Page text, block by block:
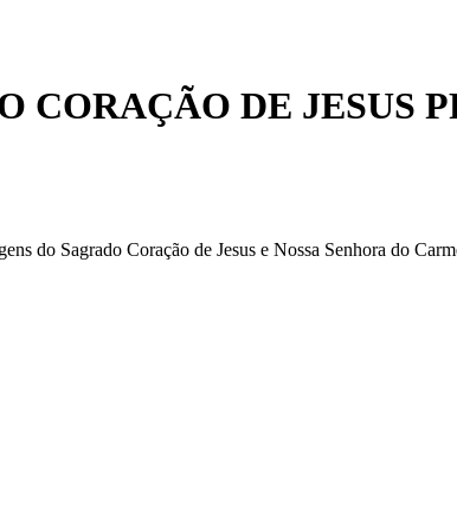
CORAÇÃO DE JESUS
do Sagrado Coração de Jesus e Nossa Senhora do